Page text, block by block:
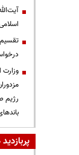
تقسیم